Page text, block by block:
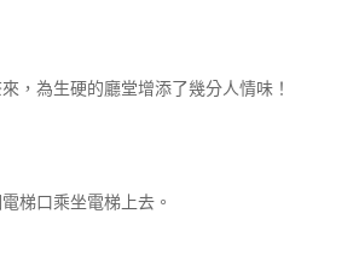
，為生硬的廳堂增添了幾分人情味！
梯口乘坐電梯上去。